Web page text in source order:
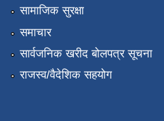
सामाजिक सुरक्षा
समाचार
सार्वजनिक खरीद बोलपत्र सूचना
राजस्व/वैदेशिक सहयोग